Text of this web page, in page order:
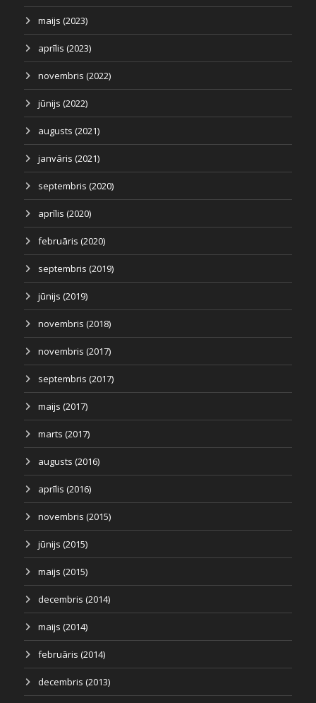
maijs (2023)
aprīlis (2023)
novembris (2022)
jūnijs (2022)
augusts (2021)
janvāris (2021)
septembris (2020)
aprīlis (2020)
februāris (2020)
septembris (2019)
jūnijs (2019)
novembris (2018)
novembris (2017)
septembris (2017)
maijs (2017)
marts (2017)
augusts (2016)
aprīlis (2016)
novembris (2015)
jūnijs (2015)
maijs (2015)
decembris (2014)
maijs (2014)
februāris (2014)
decembris (2013)